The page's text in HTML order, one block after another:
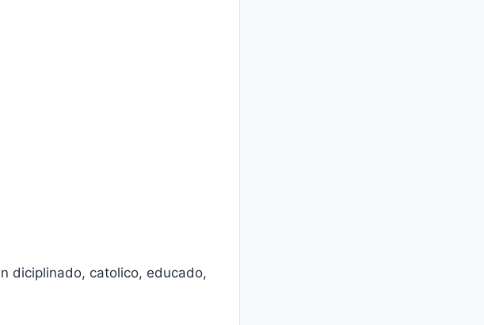
diciplinado, catolico, educado,